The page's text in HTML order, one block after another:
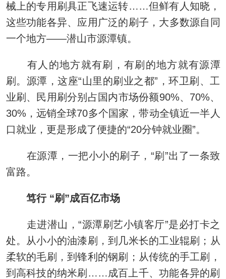
械上的专用刷具正飞速运转……但鲜有人知晓，
这些功能各异、应用广泛的刷子，大多数源自同
一个地方——潜山市源潭镇。
有人的地方就有刷，有刷的地方就有源潭
刷。源潭，这座“山里的刷业之都”，环卫刷、工
业刷、民用刷分别占国内市场份额90%、70%、
30%，远销全球70多个国家，带动全镇近一半人
口就业，更是形成了便捷的“20分钟就业圈”。
在源潭，一把小小的刷子，“刷”出了一条致
富路。
笃行 “刷”成百亿市场
走进潜山，“源潭刷艺小镇客厅”是必打卡之
处。从小小的油漆刷，到几米长的工业辊刷；从
柔软的毛刷，到锋利的钢刷；从传统的手工刷，
到高科技的纳米刷……成百上千、功能各异的刷